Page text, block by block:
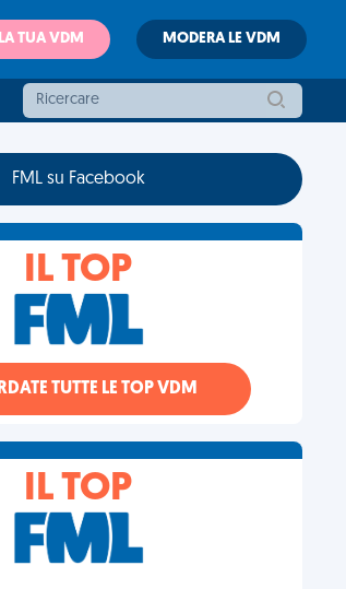
TUA VDM MODERA LE VDM
FML su Facebook
IL TOP
TUTTE LE TOP VDM
IL TOP